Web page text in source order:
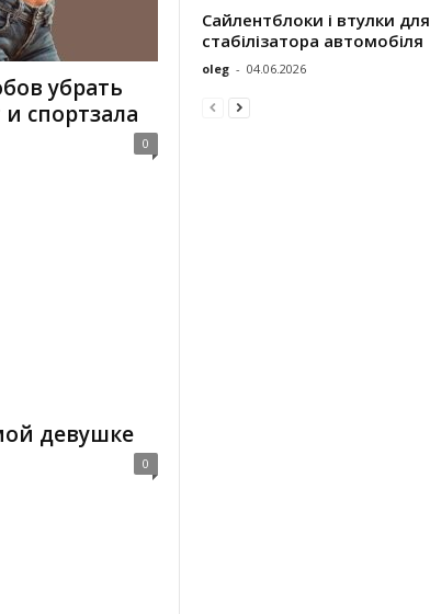
убрать
спортзала
0
девушке
0
Сайлентблоки і втулки для
стабілізатора автомобіля
oleg - 04.06.2026